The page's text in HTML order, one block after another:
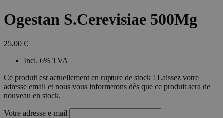
Ogestan S.Cerevisiae 500Mg
25,00 €
Incl. 6% TVA
Ce produit est actuellement en rupture de stock ! Laissez votre
adresse email et nous vous informerons dès que ce produit sera de
nouveau en stock.
Votre adresse e-mail